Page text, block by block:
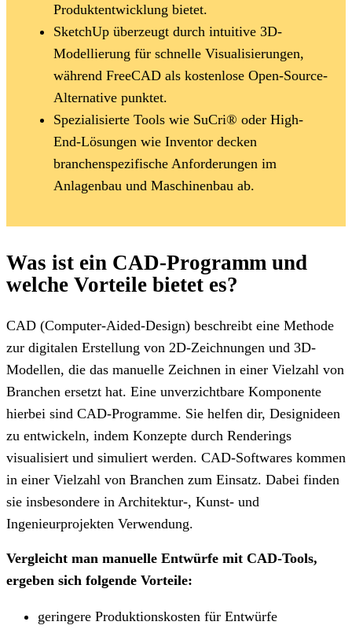
Produktentwicklung bietet.
SketchUp überzeugt durch intuitive 3D-
Modellierung für schnelle Visualisierungen,
während FreeCAD als kostenlose Open-Source-
Alternative punktet.
Spezialisierte Tools wie SuCri® oder High-
End-Lösungen wie Inventor decken
branchenspezifische Anforderungen im
Anlagenbau und Maschinenbau ab.
Was ist ein CAD-Programm und
welche Vorteile bietet es?
CAD (Computer-Aided-Design) beschreibt eine Methode
zur digitalen Erstellung von 2D-Zeichnungen und 3D-
Modellen, die das manuelle Zeichnen in einer Vielzahl von
Branchen ersetzt hat. Eine unverzichtbare Komponente
hierbei sind CAD-Programme. Sie helfen dir, Designideen
zu entwickeln, indem Konzepte durch Renderings
visualisiert und simuliert werden. CAD-Softwares kommen
in einer Vielzahl von Branchen zum Einsatz. Dabei finden
sie insbesondere in Architektur-, Kunst- und
Ingenieurprojekten Verwendung.
Vergleicht man manuelle Entwürfe mit CAD-Tools,
ergeben sich folgende Vorteile:
geringere Produktionskosten für Entwürfe